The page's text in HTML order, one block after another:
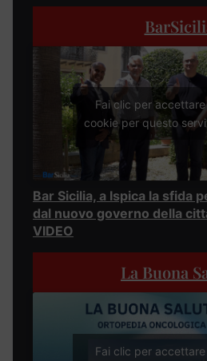
Fai clic per accettare
cookie per questo
Bar Sicilia, a Ispica la sfida
dal nuovo governo della
VIDEO
La Buona
Fai clic per accettare